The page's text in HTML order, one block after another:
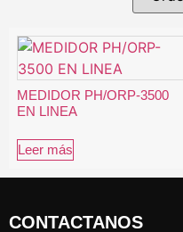
MEDIDOR PH/ORP-3500
EN LINEA
Leer más
CONTACTANOS